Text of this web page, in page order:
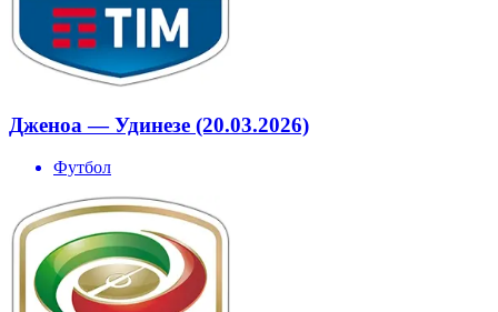
Дженоа — Удинезе (20.03.2026)
Футбол